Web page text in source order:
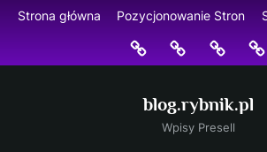
Skip
content
Strona główna Pozycjonowanie Stron
Strona
główna
Pozycjonowanie
Stron
SKLEP
SEO
blog.rybnik.pl
Wpisy Presell